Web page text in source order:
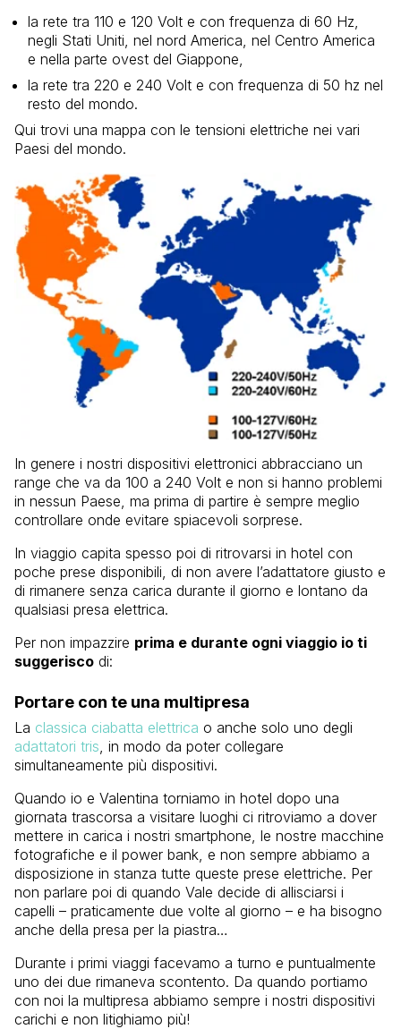
la rete tra 110 e 120 Volt e con frequenza di 60 Hz,
negli Stati Uniti, nel nord America, nel Centro America
e nella parte ovest del Giappone,
la rete tra 220 e 240 Volt e con frequenza di 50 hz nel
resto del mondo.
Qui trovi una mappa con le tensioni elettriche nei vari
Paesi del mondo.
In genere i nostri dispositivi elettronici abbracciano un
range che va da 100 a 240 Volt e non si hanno problemi
in nessun Paese, ma prima di partire è sempre meglio
controllare onde evitare spiacevoli sorprese.
In viaggio capita spesso poi di ritrovarsi in hotel con
poche prese disponibili, di non avere l’adattatore giusto e
di rimanere senza carica durante il giorno e lontano da
qualsiasi presa elettrica.
Per non impazzire prima e durante ogni viaggio io ti
suggerisco di:
Portare con te una multipresa
La classica ciabatta elettrica o anche solo uno degli
adattatori tris, in modo da poter collegare
simultaneamente più dispositivi.
Quando io e Valentina torniamo in hotel dopo una
giornata trascorsa a visitare luoghi ci ritroviamo a dover
mettere in carica i nostri smartphone, le nostre macchine
fotografiche e il power bank, e non sempre abbiamo a
disposizione in stanza tutte queste prese elettriche. Per
non parlare poi di quando Vale decide di allisciarsi i
capelli – praticamente due volte al giorno – e ha bisogno
anche della presa per la piastra…
Durante i primi viaggi facevamo a turno e puntualmente
uno dei due rimaneva scontento. Da quando portiamo
con noi la multipresa abbiamo sempre i nostri dispositivi
carichi e non litighiamo più!